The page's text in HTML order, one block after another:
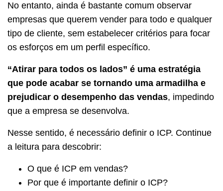
No entanto, ainda é bastante comum observar
empresas que querem vender para todo e qualquer
tipo de cliente, sem estabelecer critérios para focar
os esforços em um perfil específico.
“Atirar para todos os lados” é uma estratégia
que pode acabar se tornando uma armadilha e
prejudicar o desempenho das vendas, impedindo
que a empresa se desenvolva.
Nesse sentido, é necessário definir o ICP. Continue
a leitura para descobrir:
O que é ICP em vendas?
Por que é importante definir o ICP?